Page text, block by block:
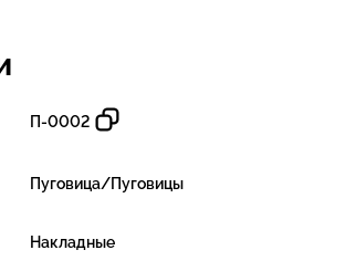
П-0002
Пуговица/Пуговицы
Накладные